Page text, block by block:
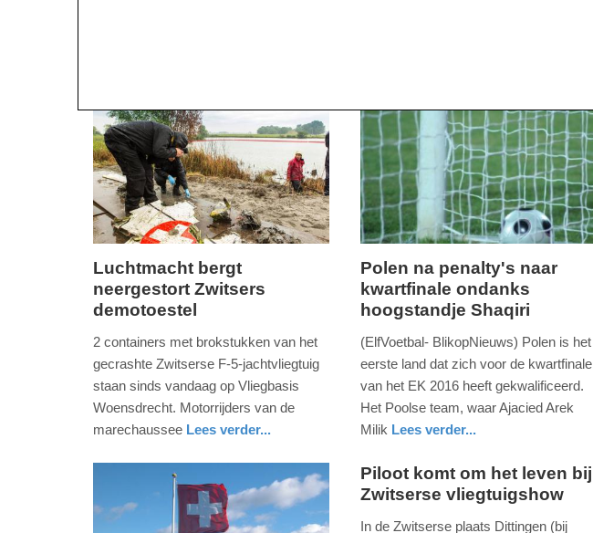
woensdag,
13.
-
09-
2025
Luchtmacht bergt
neergestort Zwitsers
demotoestel
2 containers met brokstukken van het
gecrashte Zwitserse F-5-jachtvliegtuig
staan sinds vandaag op Vliegbasis
Woensdrecht. Motorrijders van de
marechaussee Lees verder...
zaterdag,
25.
2016
09-
04-
09:10
Polen na penalty's naar
kwartfinale ondanks
hoogstandje Shaqiri
(ElfVoetbal- BlikopNieuws) Polen is het
eerste land dat zich voor de kwartfinale
van het EK 2016 heeft gekwalificeerd.
Het Poolse team, waar Ajacied Arek
Milik Lees verder...
zondag,
Piloot komt om het leven bij
Zwitserse vliegtuigshow
In de Zwitserse plaats Dittingen (bij